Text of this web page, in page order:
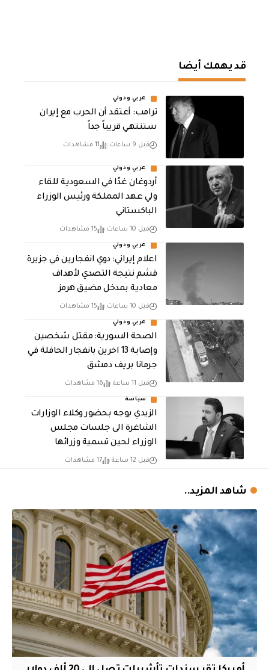
قد يهمك أيضا
عربي ودولي
‏ترامب: أعتقد أن الحرب مع إيران
ستنتهي قريباً جداً
قبل 9 ساعات 11 مشاهدات
عربي ودولي
أردوغان غدًا في السعودية للقاء
ولي عهد المملكة ورئيس الوزراء
الباكستاني
قبل 10 ساعات 15 مشاهدات
عربي ودولي
اعلام إيراني: دوي انفجارين في جزيرة
قشم نتيجة التصدي لأهداف
معادية بمدخل مضيق هرمز
قبل 10 ساعات 15 مشاهدات
عربي ودولي
الصحة السورية: مقتل شخصين
وإصابة 13 اخرين بانفجار الحافلة في
جرمانا بريف دمشق
قبل 11 ساعة 16 مشاهدات
سياسة
الزيدي يوجه بحضور وكلاء الوزارات
الشاغرة الى جلسات مجلس
الوزراء لحين تسمية وزرائها
قبل 12 ساعة 17 مشاهدات
شاهد المزيد..